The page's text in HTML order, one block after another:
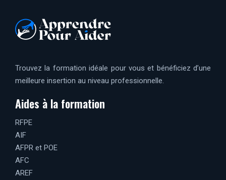
Trouvez la formation idéale pour vous et bénéficiez d’une
meilleure insertion au niveau professionnelle.
Aides à la formation
RFPE
AIF
AFPR et POE
AFC
AREF